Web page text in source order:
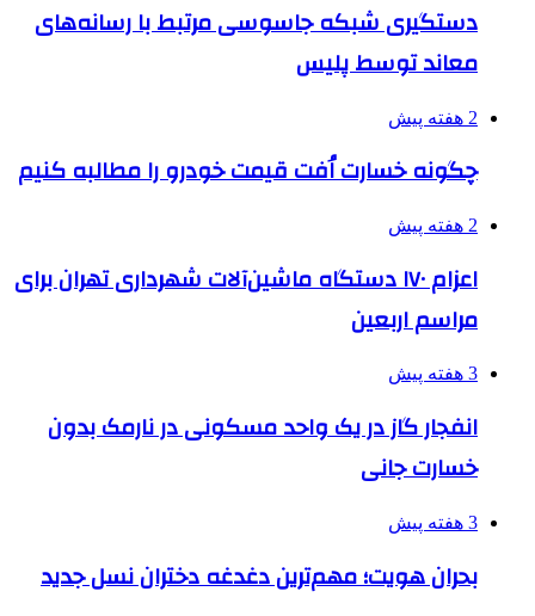
دستگیری شبکه جاسوسی مرتبط با رسانه‌های
معاند توسط پلیس
2 هفته پیش
چگونه خسارت اُفت قیمت خودرو را مطالبه کنیم
2 هفته پیش
اعزام ۱۷۰ دستگاه ماشین‌آلات شهرداری تهران برای
مراسم اربعین
3 هفته پیش
انفجار گاز در یک واحد مسکونی در نارمک بدون
خسارت جانی
3 هفته پیش
بحران هویت؛ مهم‌ترین دغدغه دختران نسل جدید